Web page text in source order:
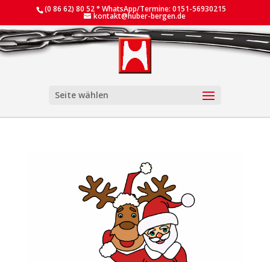
(0 86 62) 80 52 ° WhatsApp/Termine: 0151-56930215
kontakt@huber-bergen.de
Seite wählen